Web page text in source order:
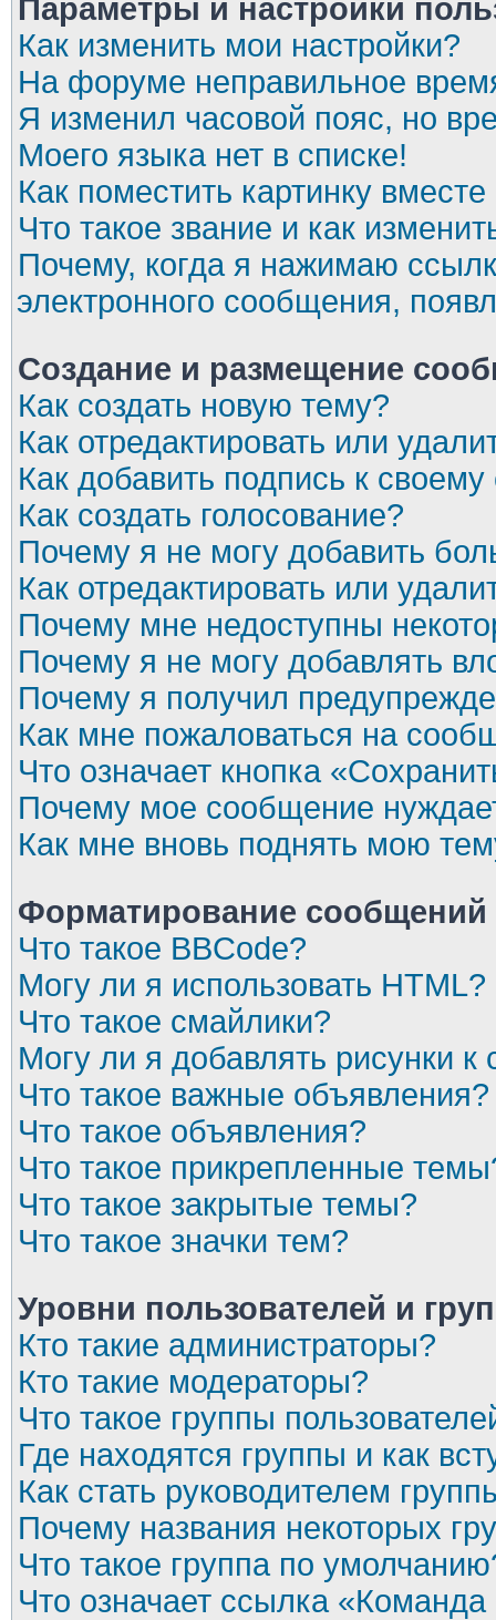
Параметры и настройки
Как изменить мои настройки?
На форуме неправильное
Я изменил часовой пояс, но
Моего языка нет в списке!
Как поместить картинку
Что такое звание и как
Почему, когда я нажимаю
электронного сообщения,
Создание и размещение
Как создать новую тему?
Как отредактировать или
Как добавить подпись к
Как создать голосование?
Почему я не могу добавить
Как отредактировать или
Почему мне недоступны
Почему я не могу добавлять
Почему я получил
Как мне пожаловаться на
Что означает кнопка
Почему мое сообщение
Как мне вновь поднять мою
Форматирование
Что такое BBCode?
Могу ли я использовать HTML?
Что такое смайлики?
Могу ли я добавлять рисунки
Что такое важные объявления?
Что такое объявления?
Что такое прикрепленные
Что такое закрытые темы?
Что такое значки тем?
Уровни пользователей и
Кто такие администраторы?
Кто такие модераторы?
Что такое группы
Где находятся группы и как
Как стать руководителем
Почему названия некоторых
Что такое группа по
Что означает ссылка «Команда